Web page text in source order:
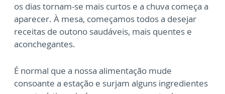
os dias tornam-se mais curtos e a chuva começa a
aparecer. À mesa, começamos todos a desejar
receitas de outono saudáveis, mais quentes e
aconchegantes.
É normal que a nossa alimentação mude
consoante a estação e surjam alguns ingredientes